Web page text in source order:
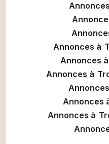
Annonces à
Annonces à
Annonces à
Annonces
Annonces à